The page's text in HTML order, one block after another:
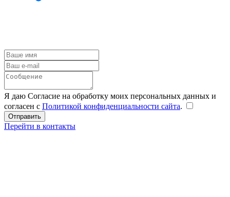
Я даю Согласие на обработку моих персональных данных и
согласен с Политикой конфиденциальности сайта.
Перейти в контакты